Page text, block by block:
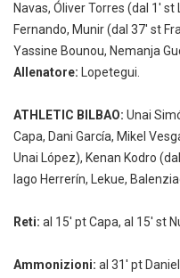
Navas, Óliver Torres (dal 1'
Fernando, Munir (dal 37' st
Yassine Bounou, Nemanja
Allenatore: Lopetegui.
ATHLETIC BILBAO: Unai
Capa, Dani García, Mikel
Unai López), Kenan Kodro
Iago Herrerín, Lekue,
Reti: al 15' pt Capa, al 15' st
Ammonizioni: al 31' pt